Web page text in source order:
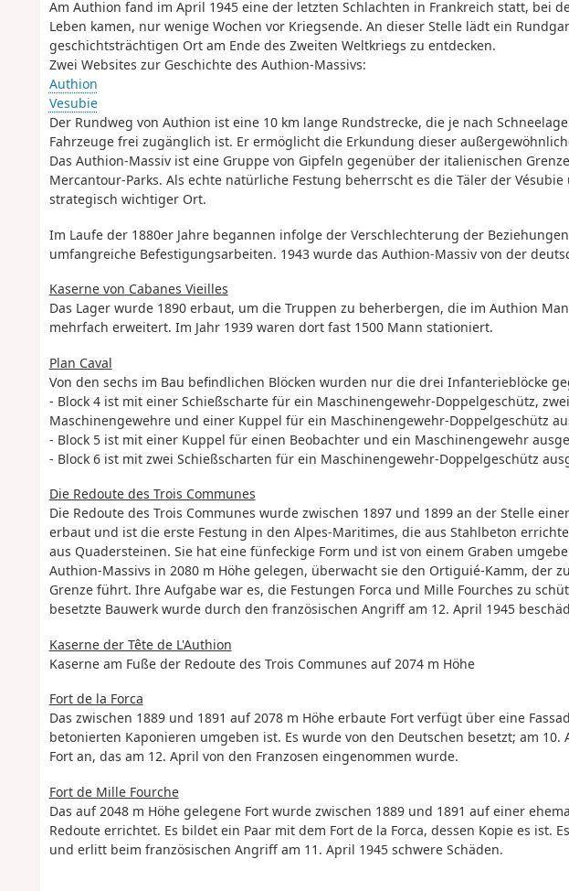
Am Authion fand im April 1945 eine der letzten Schlachten in Frankreich statt, bei
Leben kamen, nur wenige Wochen vor Kriegsende. An dieser Stelle lädt ein
geschichtsträchtigen Ort am Ende des Zweiten Weltkriegs zu entdecken.
Zwei Websites zur Geschichte des Authion-Massivs:
Authion
Vesubie
Der Rundweg von Authion ist eine 10 km lange Rundstrecke, die je nach
Fahrzeuge frei zugänglich ist. Er ermöglicht die Erkundung dieser
Das Authion-Massiv ist eine Gruppe von Gipfeln gegenüber der italienischen
Mercantour-Parks. Als echte natürliche Festung beherrscht es die Täler der
strategisch wichtiger Ort.
Im Laufe der 1880er Jahre begannen infolge der Verschlechterung der
umfangreiche Befestigungsarbeiten. 1943 wurde das Authion-Massiv von der
Kaserne von Cabanes Vieilles
Das Lager wurde 1890 erbaut, um die Truppen zu beherbergen, die im Authion
mehrfach erweitert. Im Jahr 1939 waren dort fast 1500 Mann stationiert.
Plan Caval
Von den sechs im Bau befindlichen Blöcken wurden nur die drei Infanterieblöcke
- Block 4 ist mit einer Schießscharte für ein Maschinengewehr-Doppelgeschütz,
Maschinengewehre und einer Kuppel für ein Maschinengewehr-Doppelgeschütz
- Block 5 ist mit einer Kuppel für einen Beobachter und ein Maschinengewehr
- Block 6 ist mit zwei Schießscharten für ein Maschinengewehr-Doppelgeschütz
Die Redoute des Trois Communes
Die Redoute des Trois Communes wurde zwischen 1897 und 1899 an der Stelle
erbaut und ist die erste Festung in den Alpes-Maritimes, die aus Stahlbeton
aus Quadersteinen. Sie hat eine fünfeckige Form und ist von einem Graben
Authion-Massivs in 2080 m Höhe gelegen, überwacht sie den Ortiguié-Kamm, der
Grenze führt. Ihre Aufgabe war es, die Festungen Forca und Mille Fourches zu
besetzte Bauwerk wurde durch den französischen Angriff am 12. April 1945
Kaserne der Tête de L'Authion
Kaserne am Fuße der Redoute des Trois Communes auf 2074 m Höhe
Fort de la Forca
Das zwischen 1889 und 1891 auf 2078 m Höhe erbaute Fort verfügt über eine
betonierten Kaponieren umgeben ist. Es wurde von den Deutschen besetzt; am 10.
Fort an, das am 12. April von den Franzosen eingenommen wurde.
Fort de Mille Fourche
Das auf 2048 m Höhe gelegene Fort wurde zwischen 1889 und 1891 auf einer
Redoute errichtet. Es bildet ein Paar mit dem Fort de la Forca, dessen Kopie es ist.
und erlitt beim französischen Angriff am 11. April 1945 schwere Schäden.